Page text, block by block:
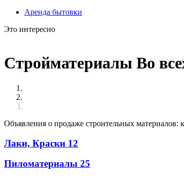
Аренда бытовки
Это интересно
Стройматериалы Во
Объявления о продаже строительных
Лаки, Краски 12
Пиломатериалы 25